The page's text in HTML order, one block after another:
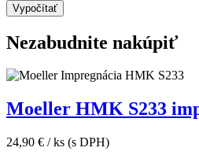
Vypočítať
Nezabudnite nakúpiť
Moeller HMK S233
24,90 € / ks (s DPH)